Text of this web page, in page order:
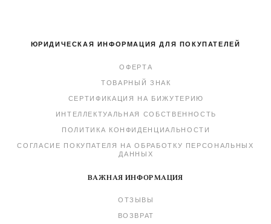
ЮРИДИЧЕСКАЯ ИНФОРМАЦИЯ ДЛЯ ПОКУПАТЕЛЕЙ
ОФЕРТА
ТОВАРНЫЙ ЗНАК
СЕРТИФИКАЦИЯ НА БИЖУТЕРИЮ
ИНТЕЛЛЕКТУАЛЬНАЯ СОБСТВЕННОСТЬ
ПОЛИТИКА КОНФИДЕНЦИАЛЬНОСТИ
СОГЛАСИЕ ПОКУПАТЕЛЯ НА ОБРАБОТКУ ПЕРСОНАЛЬНЫХ
ДАННЫХ
ВАЖНАЯ ИНФОРМАЦИЯ
ОТЗЫВЫ
ВОЗВРАТ